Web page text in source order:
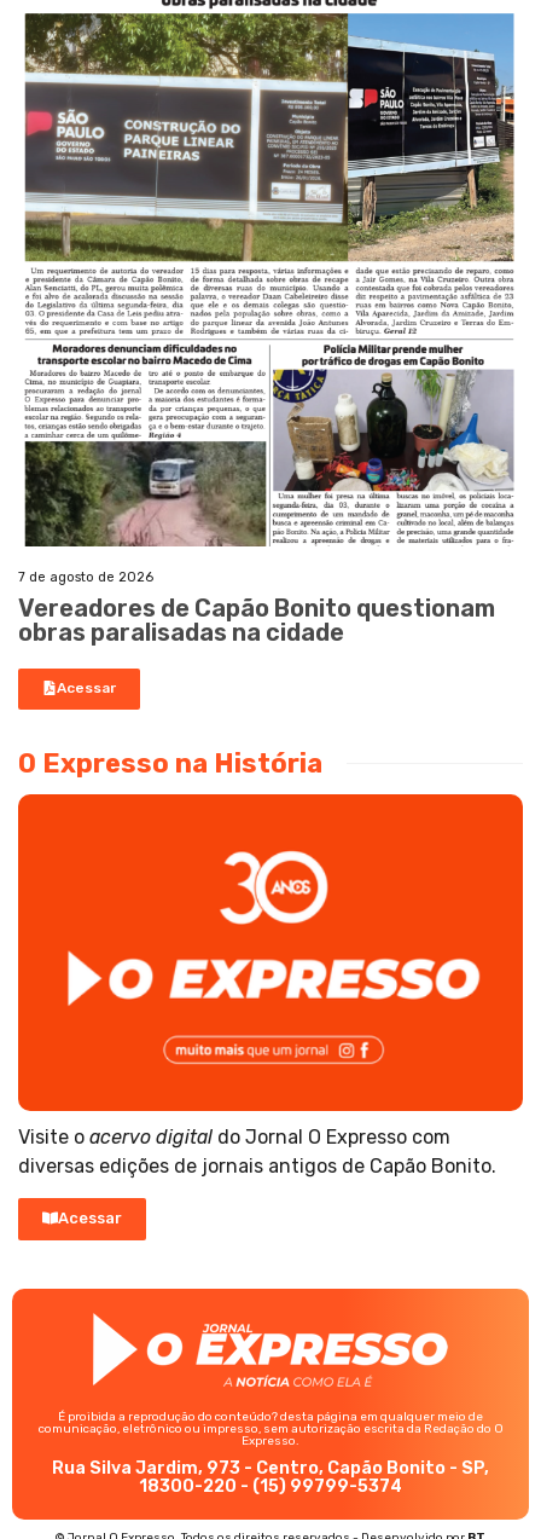
7 de agosto de 2026
Vereadores de Capão Bonito questionam
obras paralisadas na cidade
Acessar
O Expresso na História
Visite o acervo digital do Jornal O Expresso com
diversas edições de jornais antigos de Capão Bonito.
Acessar
É proibida a reprodução do conteúdo? desta página em qualquer meio de
comunicação, eletrônico ou impresso, sem autorização escrita da Redação do O
Expresso.
Rua Silva Jardim, 973 - Centro, Capão Bonito - SP,
18300-220 - (15) 99799-5374